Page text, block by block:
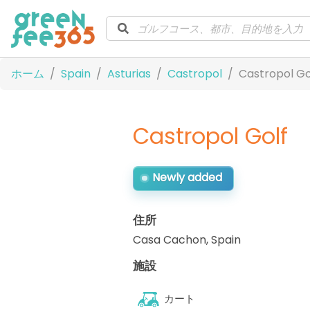
ホーム Spain Asturias Castropol Castropol
Castropol Golf
Newly added
住所
Casa Cachon,Spain
施設
カート